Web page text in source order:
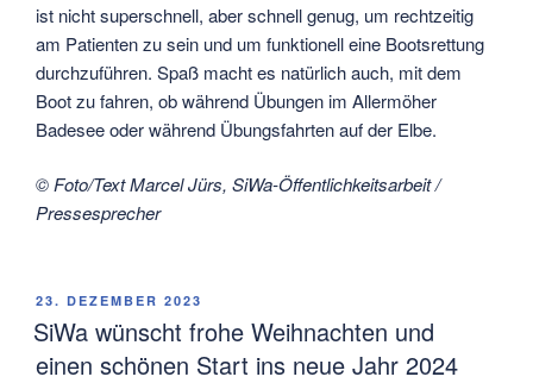
ist nicht superschnell, aber schnell genug, um rechtzeitig
am Patienten zu sein und um funktionell eine Bootsrettung
durchzuführen. Spaß macht es natürlich auch, mit dem
Boot zu fahren, ob während Übungen im Allermöher
Badesee oder während Übungsfahrten auf der Elbe.
© Foto/Text Marcel Jürs, SiWa-Öffentlichkeitsarbeit /
Pressesprecher
VERÖFFENTLICHT
AM
23. DEZEMBER 2023
SiWa wünscht frohe Weihnachten und
einen schönen Start ins neue Jahr 2024